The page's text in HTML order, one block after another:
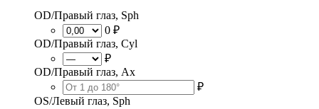
OD/Правый глаз, Sph
0 ₽
OD/Правый глаз, Cyl
₽
OD/Правый глаз, Ax
₽
OS/Левый глаз, Sph